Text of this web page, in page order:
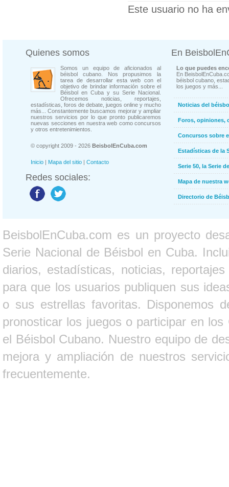
Este usuario no ha
Quienes somos
Somos un equipo de aficionados al
béisbol cubano. Nos propusimos la
tarea de desarrollar esta web con el
objetivo de brindar información sobre el
Béisbol en Cuba y su Serie Nacional.
Ofrecemos noticias, reportajes,
estadísticas, foros de debate, juegos online y mucho
más... Constantemente buscamos mejorar y ampliar
nuestros servicios por lo que pronto publicaremos
nuevas secciones en nuestra web como concursos
y otros entretenimientos.
© copyright 2009 - 2026 BeisbolEnCuba.com
Inicio | Mapa del sitio | Contacto
Redes sociales:
En
Lo que puedes
En
béisbol cubano,
los juegos y más...
Noticias del
Foros, opiniones,
Concursos sobre
Estadísticas de la
Serie 50, la Serie
Mapa de nuestra
Directorio de
BeisbolEnCuba.com es un proyecto
Serie Nacional de Béisbol en Cuba.
diarios, estadísticas, noticias,
para que los usuarios publiquen sus
o sus estrellas favoritas. Disponemos
pronosticar los juegos o participar en
el Béisbol Cubano. Nuestro equipo de
mejora y ampliación de nuestros
frecuentemente.